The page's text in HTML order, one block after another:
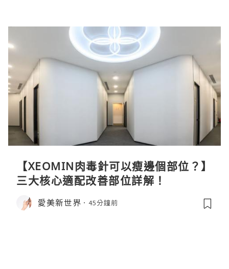
【XEOMIN肉毒針可以瘦邊個部位？】
三大核心適配改善部位詳解！
愛美新世界 45分鐘前